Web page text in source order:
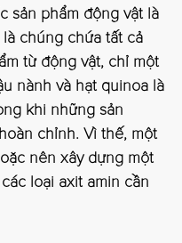
sản phẩm động vật là
chúng chứa tất cả
từ động vật, chỉ một
nành và hạt quinoa là
khi những sản
chỉnh. Vì thế, một
nên xây dựng một
loại axit amin cần